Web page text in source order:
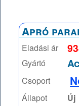
Apró
Eladási ár
Gyártó
Csoport
Állapot
Új